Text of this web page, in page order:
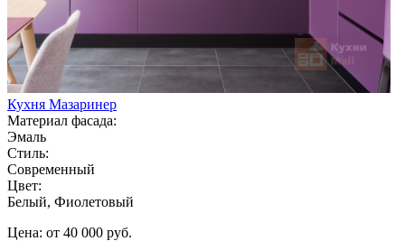
Кухня Мазаринер
Материал фасада:
Эмаль
Стиль:
Современный
Цвет:
Белый, Фиолетовый
Цена: от 40 000 руб.